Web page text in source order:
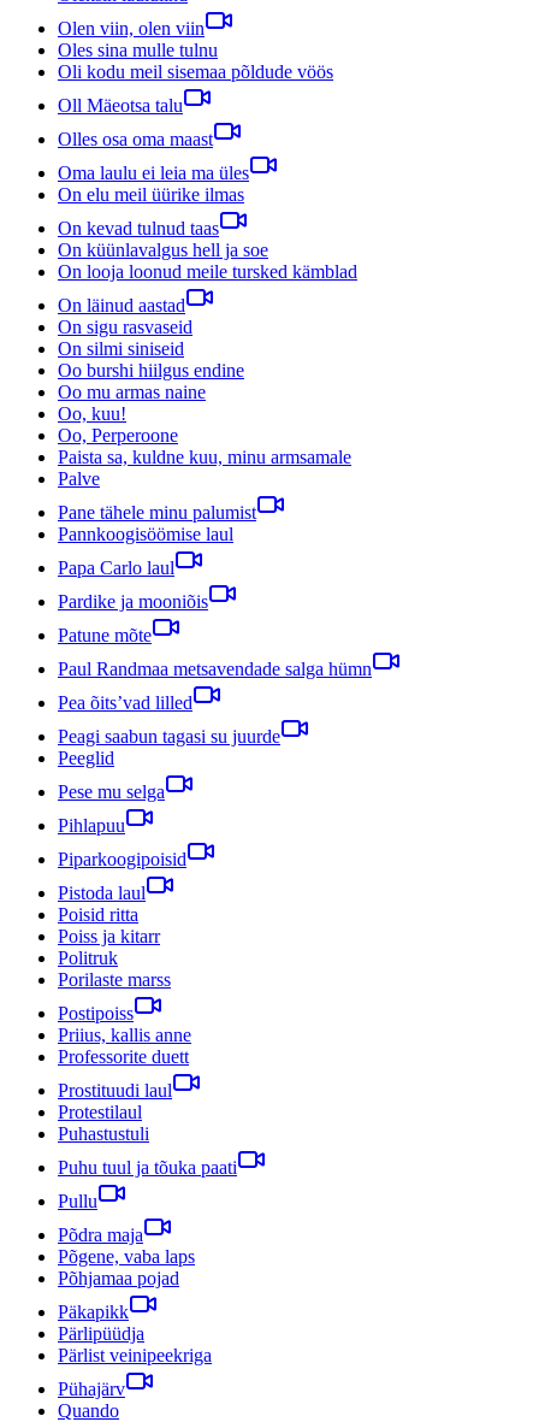
Olen viin, olen viin
Oles sina mulle tulnu
Oli kodu meil sisemaa põldude vöös
Oll Mäeotsa talu
Olles osa oma maast
Oma laulu ei leia ma üles
On elu meil üürike ilmas
On kevad tulnud taas
On küünlavalgus hell ja soe
On looja loonud meile tursked kämblad
On läinud aastad
On sigu rasvaseid
On silmi siniseid
Oo burshi hiilgus endine
Oo mu armas naine
Oo, kuu!
Oo, Perperoone
Paista sa, kuldne kuu, minu armsamale
Palve
Pane tähele minu palumist
Pannkoogisöömise laul
Papa Carlo laul
Pardike ja mooniõis
Patune mõte
Paul Randmaa metsavendade salga hümn
Pea õits’vad lilled
Peagi saabun tagasi su juurde
Peeglid
Pese mu selga
Pihlapuu
Piparkoogipoisid
Pistoda laul
Poisid ritta
Poiss ja kitarr
Politruk
Porilaste marss
Postipoiss
Priius, kallis anne
Professorite duett
Prostituudi laul
Protestilaul
Puhastustuli
Puhu tuul ja tõuka paati
Pullu
Põdra maja
Põgene, vaba laps
Põhjamaa pojad
Päkapikk
Pärlipüüdja
Pärlist veinipeekriga
Pühajärv
Quando